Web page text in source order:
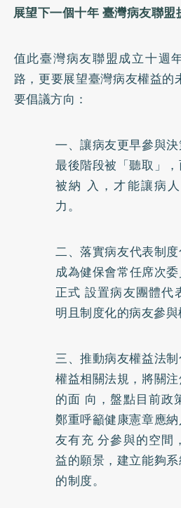
展望下㇐個十年 臺灣病友聯
值此臺灣病友聯盟成立十週
路，更要展望臺灣病友權益的
要倡議方向：
㇐、讓病友更早參與
最後階段被「聽取」
被納 入，才能讓病
力。
二、落實病友代表制
成為健保會常任席次
正式 設置病友團體代
明且制度化的病友參與
三、推動病友權益法
權益相關法規，將關
的面 向，盤點目前政
鄭重呼籲健康憲章應
友有充 分參與的空間
益的願景，建立能夠
的制度。